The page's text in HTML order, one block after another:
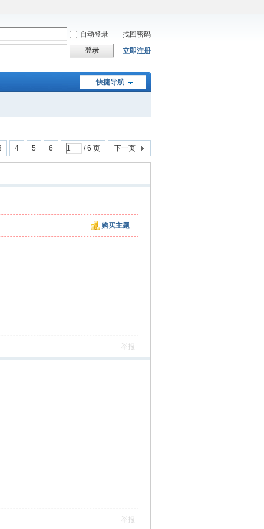
自动登录
找回密码
登录
立即注册
快捷导航
4 5 6 / 6 页 下一页
购买主题
举报
举报